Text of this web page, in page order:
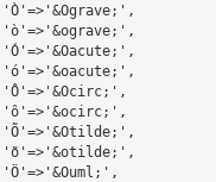
                                'Ò'=>'&Ograve;',
                                'ò'=>'&ograve;',
                                'Ó'=>'&Oacute;',
                                'ó'=>'&oacute;',
                                'Ô'=>'&Ocirc;',
                                'ô'=>'&ocirc;',
                                'Õ'=>'&Otilde;',
                                'õ'=>'&otilde;',
                                'Ö'=>'&Ouml;',